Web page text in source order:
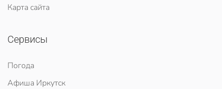
Карта сайта
Сервисы
Погода
Афиша Иркутск